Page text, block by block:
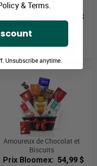
87,99 $
MAGASINEZ
Amoureux de Chocolat et
Biscuits
Prix Bloomex: 54,99 $
&Terms.
Unsubscribe anytime.